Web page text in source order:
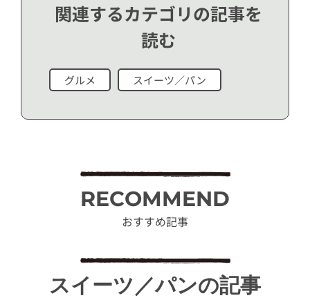
関連するカテゴリの記事を
読む
グルメ スイーツ／パン
RECOMMEND
おすすめ記事
スイーツ／パンの記事